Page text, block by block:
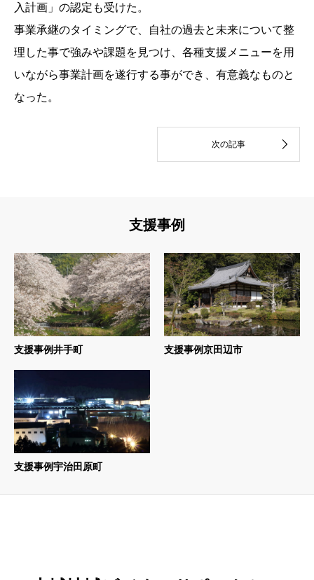
入計画」の認定も受けた。
事業承継のタイミングで、自社の過去と未来について整
理した事で強みや課題を見つけ、各種支援メニューを用
いながら事業計画を遂行する事ができ、有意義なものと
なった。
支援事例
支援事例井手町 支援事例京田辺市
支援事例宇治田原町